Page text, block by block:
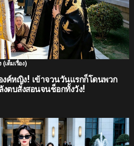
เต็มเรื่อง)
ค์หญิง! เข้าจวนวันแรกก็โดนพวก
ตบสั่งสอนจนช็อกทั้งวัง!